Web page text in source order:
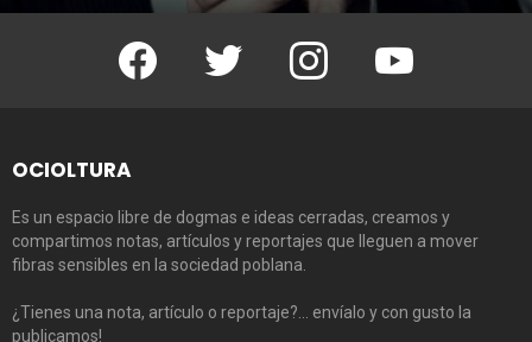
Facebook Twitter Instagram Youtube
OCIOLTURA
Es un espacio libre de dogmas e ideas cerradas, creamos y
compartimos notas, artículos y reportajes que lleguen a mover
fibras sensibles en la sociedad poblana.
¿Tienes una nota, artículo o reportaje?… envíalo y con gusto la
publicamos!